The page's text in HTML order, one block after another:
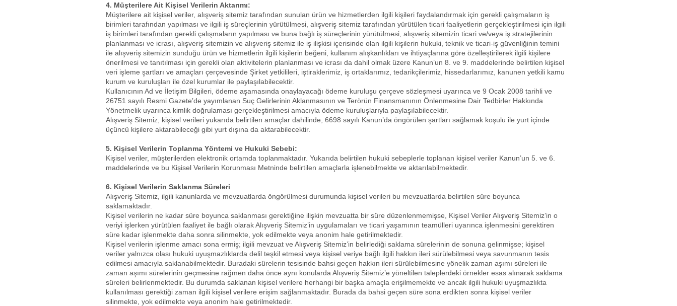
4. Müşterilere Ait Kişisel Verilerin Aktarımı:
Müşterilere ait kişisel veriler, alışveriş sitemiz tarafından sunulan ürün ve hizmetlerden ilgili kişileri faydalandırmak için gerekli çalışmaların iş
birimleri tarafından yapılması ve ilgili iş süreçlerinin yürütülmesi, alışveriş sitemiz tarafından yürütülen ticari faaliyetlerin gerçekleştirilmesi için ilgili
iş birimleri tarafından gerekli çalışmaların yapılması ve buna bağlı iş süreçlerinin yürütülmesi, alışveriş sitemizin ticari ve/veya iş stratejilerinin
planlanması ve icrası, alışveriş sitemizin ve alışveriş sitemiz ile iş ilişkisi içerisinde olan ilgili kişilerin hukuki, teknik ve ticari-iş güvenliğinin temini
ile alışveriş sitemizin sunduğu ürün ve hizmetlerin ilgili kişilerin beğeni, kullanım alışkanlıkları ve ihtiyaçlarına göre özelleştirilerek ilgili kişilere
önerilmesi ve tanıtılması için gerekli olan aktivitelerin planlanması ve icrası da dahil olmak üzere Kanun’un 8. ve 9. maddelerinde belirtilen kişisel
veri işleme şartları ve amaçları çerçevesinde Şirket yetkilileri, iştiraklerimiz, iş ortaklarımız, tedarikçilerimiz, hissedarlarımız, kanunen yetkili kamu
kurum ve kuruluşları ile özel kurumlar ile paylaşılabilecektir.
Kullanıcının Ad ve İletişim Bilgileri, ödeme aşamasında onaylayacağı ödeme kuruluşu çerçeve sözleşmesi uyarınca ve 9 Ocak 2008 tarihli ve
26751 sayılı Resmi Gazete’de yayımlanan Suç Gelirlerinin Aklanmasının ve Terörün Finansmanının Önlenmesine Dair Tedbirler Hakkında
Yönetmelik uyarınca kimlik doğrulaması gerçekleştirilmesi amacıyla ödeme kuruluşlarıyla paylaşılabilecektir.
Alışveriş Sitemiz, kişisel verileri yukarıda belirtilen amaçlar dahilinde, 6698 sayılı Kanun’da öngörülen şartları sağlamak koşulu ile yurt içinde
üçüncü kişilere aktarabileceği gibi yurt dışına da aktarabilecektir.
5. Kişisel Verilerin Toplanma Yöntemi ve Hukuki Sebebi:
Kişisel veriler, müşterilerden elektronik ortamda toplanmaktadır. Yukarıda belirtilen hukuki sebeplerle toplanan kişisel veriler Kanun’un 5. ve 6.
maddelerinde ve bu Kişisel Verilerin Korunması Metninde belirtilen amaçlarla işlenebilmekte ve aktarılabilmektedir.
6. Kişisel Verilerin Saklanma Süreleri
Alışveriş Sitemiz, ilgili kanunlarda ve mevzuatlarda öngörülmesi durumunda kişisel verileri bu mevzuatlarda belirtilen süre boyunca
saklamaktadır.
Kişisel verilerin ne kadar süre boyunca saklanması gerektiğine ilişkin mevzuatta bir süre düzenlenmemişse, Kişisel Veriler Alışveriş Sitemiz’in o
veriyi işlerken yürütülen faaliyet ile bağlı olarak Alışveriş Sitemiz’in uygulamaları ve ticari yaşamının teamülleri uyarınca işlenmesini gerektiren
süre kadar işlenmekte daha sonra silinmekte, yok edilmekte veya anonim hale getirilmektedir.
Kişisel verilerin işlenme amacı sona ermiş; ilgili mevzuat ve Alışveriş Sitemiz’in belirlediği saklama sürelerinin de sonuna gelinmişse; kişisel
veriler yalnızca olası hukuki uyuşmazlıklarda delil teşkil etmesi veya kişisel veriye bağlı ilgili hakkın ileri sürülebilmesi veya savunmanın tesis
edilmesi amacıyla saklanabilmektedir. Buradaki sürelerin tesisinde bahsi geçen hakkın ileri sürülebilmesine yönelik zaman aşımı süreleri ile
zaman aşımı sürelerinin geçmesine rağmen daha önce aynı konularda Alışveriş Sitemiz’e yöneltilen taleplerdeki örnekler esas alınarak saklama
süreleri belirlenmektedir. Bu durumda saklanan kişisel verilere herhangi bir başka amaçla erişilmemekte ve ancak ilgili hukuki uyuşmazlıkta
kullanılması gerektiği zaman ilgili kişisel verilere erişim sağlanmaktadır. Burada da bahsi geçen süre sona erdikten sonra kişisel veriler
silinmekte, yok edilmekte veya anonim hale getirilmektedir.